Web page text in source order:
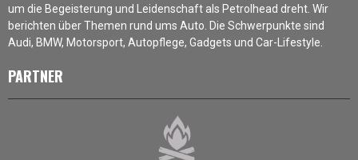
um die Begeisterung und Leidenschaft als Petrolhead dreht. Wir
berichten über Themen rund ums Auto. Die Schwerpunkte sind
Audi, BMW, Motorsport, Autopflege, Gadgets und Car-Lifestyle.
PARTNER